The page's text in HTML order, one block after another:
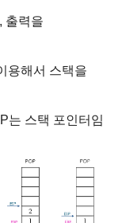
출력을
용해서 스택을
는 스택 포인터임